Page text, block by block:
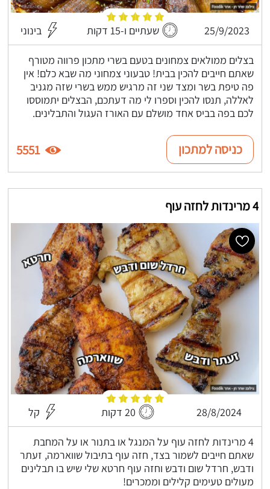
25/9/2023 שעתיים ו-15 דקות בינוני
בצלים ממולאים צמחונים בטעם בשרי מתכון פרווה מטורף
שאתם חייבים להכין בבית! טבעוני צמחוני מה שבא כלם! אין
פה טיפת בשר ומצד שני זה מרגיש ממש בשרי שזה מגניב
לאללה, תנסו להכין וספרו לי מה דעתכם, הבצלים יתמוססו
לכם בפה בביס אחד מושלם עם האורז העגול והתבלינים.
כניסה למתכון 5551
4 מרינדות לחזה עוף
28/8/2024 20 דקות קל
4 מרינדות לחזה עוף על המנגל או בתנור או על המחבת
שאתם חייבים לשמור בצד, חזה עוף בתיבול שווארמה, זעתר
ודבש, חרדל שום ודבש וחזה עוף חרטא שלי שיש בו תבלינים
מעולים טעימים קלילים וממכרים!